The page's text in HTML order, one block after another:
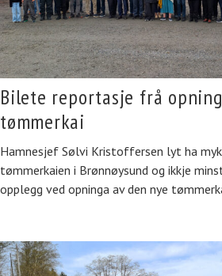
Bilete reportasje frå
tømmerkai
Hamnesjef Sølvi Kristoffersen lyt ha
tømmerkaien i Brønnøysund og ikkje
opplegg ved opninga av den nye